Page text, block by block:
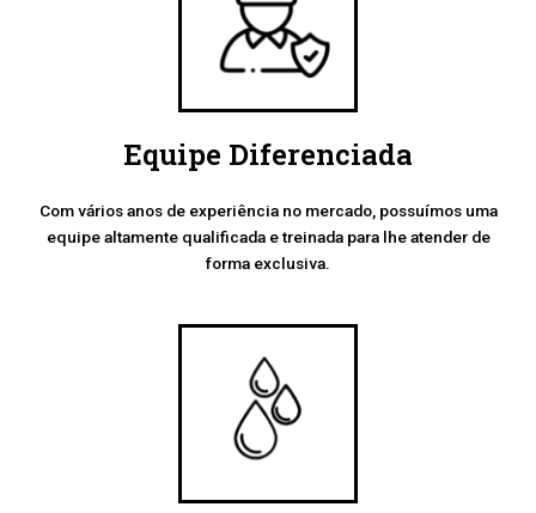
Equipe Diferenciada
Com vários anos de experiência no mercado, possuímos uma
equipe altamente qualificada e treinada para lhe atender de
forma exclusiva.